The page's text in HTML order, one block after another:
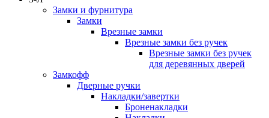
Замки и фурнитура
Замки
Врезные замки
Врезные замки без ручек
Врезные замки без ручек
для деревянных дверей
Замкофф
Дверные ручки
Накладки/завертки
Броненакладки